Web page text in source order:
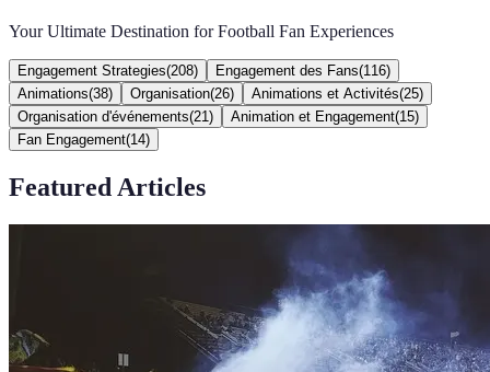
Your Ultimate Destination for Football Fan Experiences
Engagement Strategies(208) Engagement des Fans(116)
Animations(38) Organisation(26) Animations et Activités(25)
Organisation d'événements(21 ) Animation et Engagement(15)
Fan Engagement(14)
Featured Articles